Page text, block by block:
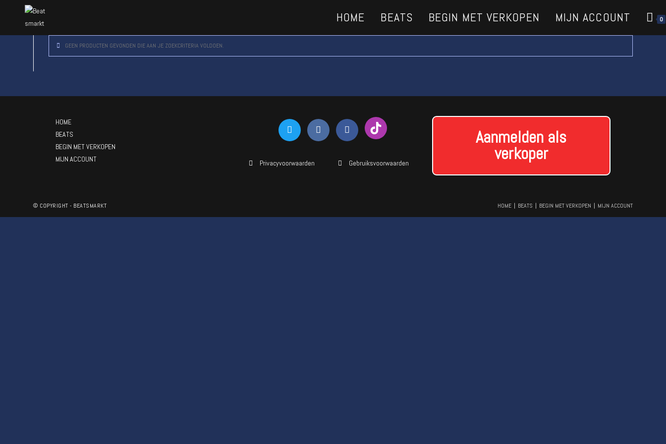
HOME BEATS BEGIN MET VERKOPEN MIJN ACCOUNT 0
GEEN PRODUCTEN GEVONDEN DIE AAN JE ZOEKCRITERIA VOLDOEN.
HOME
BEATS
BEGIN MET VERKOPEN
MIJN ACCOUNT
Privacyvoorwaarden Gebruiksvoorwaarden
Aanmelden als
verkoper
HOME BEATS BEGIN MET VERKOPEN MIJN ACCOUNT
© COPYRIGHT - BEATSMARKT